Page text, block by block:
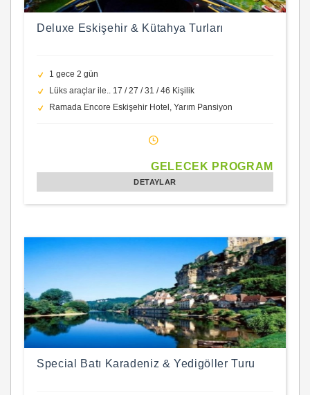
Deluxe Eskişehir & Kütahya Turları
1 gece 2 gün
Lüks araçlar ile.. 17 / 27 / 31 / 46 Kişilik
Ramada Encore Eskişehir Hotel, Yarım Pansiyon
GELECEK PROGRAM
DETAYLAR
Special Batı Karadeniz & Yedigöller Turu